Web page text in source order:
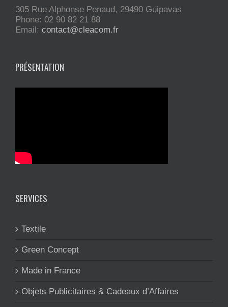
305 Rue Alphonse Penaud, 29490 Guipavas
Phone: 02 90 82 21 88
Email: contact@cleacom.fr
PRÉSENTATION
SERVICES
Textile
Green Concept
Made in France
Objets Publicitaires & Cadeaux d’Affaires